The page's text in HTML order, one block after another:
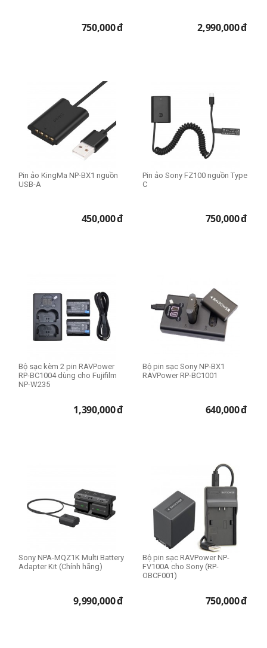
750,000đ 2,990,000đ
Pin ảo KingMa NP-BX1 nguồn
USB-A
450,000đ
Pin ảo Sony FZ100 nguồn Type
C
750,000đ
Bộ sạc kèm 2 pin RAVPower
RP-BC1004 dùng cho Fujifilm
NP-W235
1,390,000đ
Bộ pin sạc Sony NP-BX1
RAVPower RP-BC1001
640,000đ
Sony NPA-MQZ1K Multi Battery
Adapter Kit (Chính hãng)
9,990,000đ
Bộ pin sạc RAVPower NP-
FV100A cho Sony (RP-
OBCF001)
750,000đ